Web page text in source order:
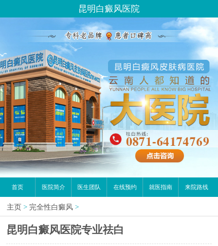
昆明白癜风医院
首页 医院简介 医生团队 在线预约 就医指南 来院路线
主页 > 完全性白癜风 >
昆明白癜风医院专业祛白